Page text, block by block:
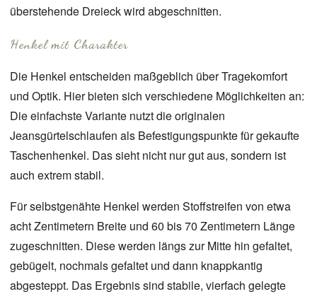
überstehende Dreieck wird abgeschnitten.
Henkel mit Charakter
Die Henkel entscheiden maßgeblich über Tragekomfort
und Optik. Hier bieten sich verschiedene Möglichkeiten an:
Die einfachste Variante nutzt die originalen
Jeansgürtelschlaufen als Befestigungspunkte für gekaufte
Taschenhenkel. Das sieht nicht nur gut aus, sondern ist
auch extrem stabil.
Für selbstgenähte Henkel werden Stoffstreifen von etwa
acht Zentimetern Breite und 60 bis 70 Zentimetern Länge
zugeschnitten. Diese werden längs zur Mitte hin gefaltet,
gebügelt, nochmals gefaltet und dann knappkantig
abgesteppt. Das Ergebnis sind stabile, vierfach gelegte